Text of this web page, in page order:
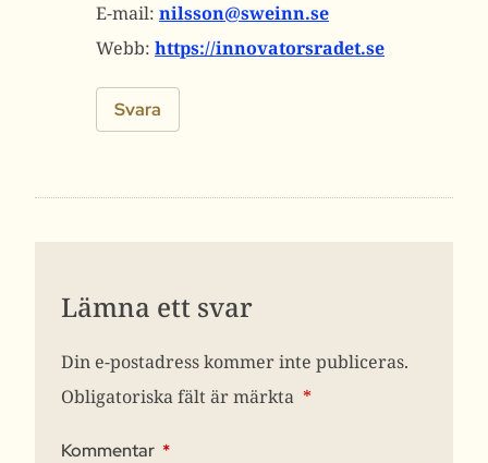
E-mail: nilsson@sweinn.se
Webb: https://innovatorsradet.se
Svara
Lämna ett svar
Din e-postadress kommer inte publiceras.
Obligatoriska fält är märkta *
Kommentar *